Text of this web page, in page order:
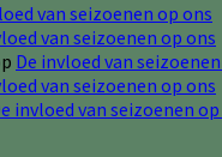
van seizoenen op ons
van seizoenen op ons
De invloed van
van seizoenen op ons
invloed van seizoenen